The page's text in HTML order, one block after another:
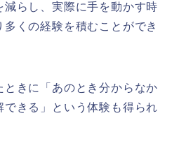
らし、実際に手を動かす時
くの経験を積むことができ
ときに「あのとき分からなか
できる」という体験も得られ